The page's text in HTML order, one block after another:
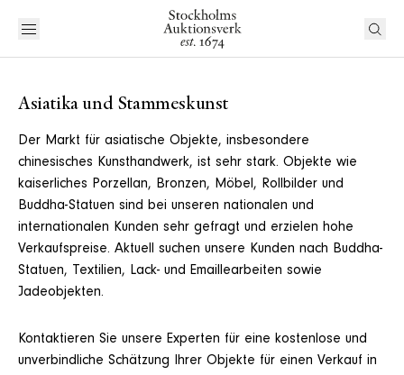
Asiatika und Stammeskunst
Der Markt für asiatische Objekte, insbesondere
chinesisches Kunsthandwerk, ist sehr stark. Objekte wie
kaiserliches Porzellan, Bronzen, Möbel, Rollbilder und
Buddha-Statuen sind bei unseren nationalen und
internationalen Kunden sehr gefragt und erzielen hohe
Verkaufspreise. Aktuell suchen unsere Kunden nach Buddha-
Statuen, Textilien, Lack- und Emaillearbeiten sowie
Jadeobjekten.
Kontaktieren Sie unsere Experten für eine kostenlose und
unverbindliche Schätzung Ihrer Objekte für einen Verkauf in